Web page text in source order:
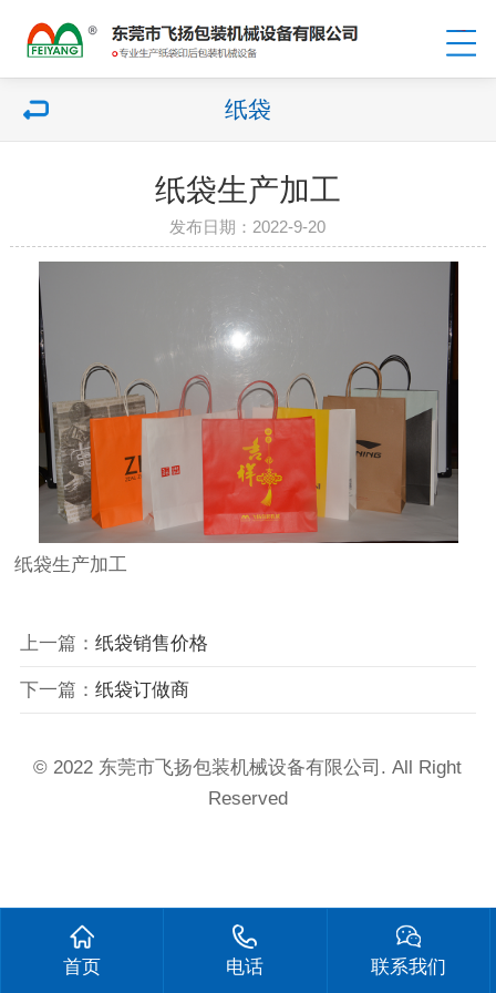
纸袋
纸袋生产加工
发布日期：2022-9-20
纸袋生产加工
上一篇： 纸袋销售价格
下一篇： 纸袋订做商
© 2022 东莞市飞扬包装机械设备有限公司. All Right
Reserved
首页 电话 联系我们